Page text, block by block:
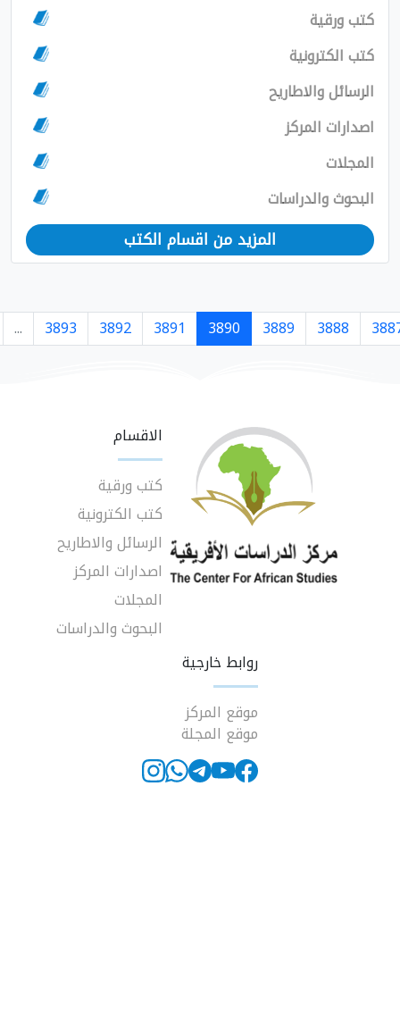
من اقسام الكتب
3890
3891
3892
3893
...
7363
7364
›
الاقسام
كتب ورقية
كتب الكترونية
الرسائل والاطاريح
اصدارات المركز